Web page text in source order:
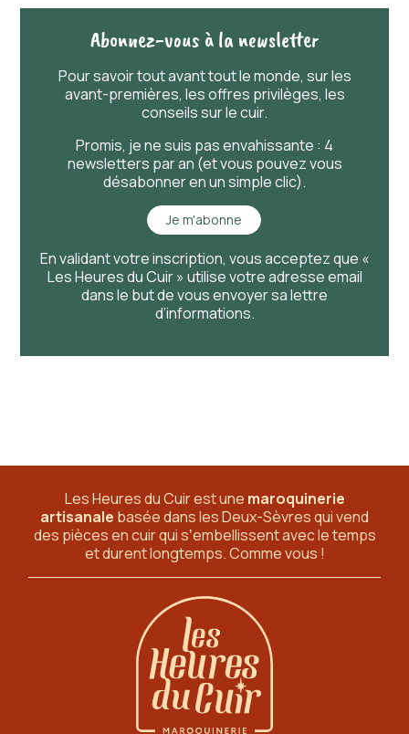
Abonnez-vous à la newsletter
Pour savoirtoutavanttoutle monde, sur les
avant-premières, les offres privilèges, les
conseils sur le cuir.
Promis, je ne suis pas envahissante : 4
newsletters par an (et vous pouvez vous
désabonner en un simple clic).
Je m'abonne
En validant votre inscription, vous acceptez que «
Les Heures du Cuir » utilise votre adresse email
dans le but de vous envoyer sa lettre
d’informations.
Les Heures du Cuir est une maroquinerie
artisanale basée dans les Deux-Sèvresqui vend
des pièces en cuir qui sʼembellissent avec le temps
et durent longtemps. Comme vous !